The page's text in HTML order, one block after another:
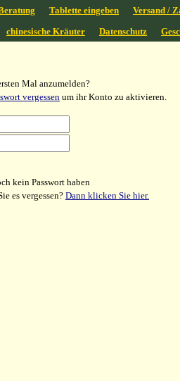
Tablette eingeben Versand /
chinesische Kräuter Datenschutz
Mal anzumelden?
vergessenum ihr Konto zu aktivieren.
kein Passwort haben
es vergessen? Dann klicken Sie hier.